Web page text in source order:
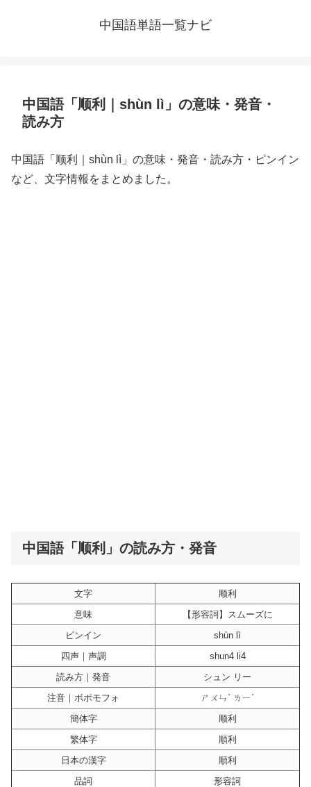
中国語単語一覧ナビ
中国語「顺利｜shùn lì」の意味・発音・
読み方
中国語「顺利｜shùn lì」の意味・発音・読み方・ピンイン
など、文字情報をまとめました。
中国語「顺利」の読み方・発音
文字
顺利
意味
【形容詞】スムーズに
ピンイン
shùn lì
四声｜声調
shun4 li4
読み方｜発音
シュン リー
注音｜ボポモフォ
ㄕㄨㄣˋ ㄌㄧˋ
簡体字
顺利
繁体字
順利
日本の漢字
順利
品詞
形容詞